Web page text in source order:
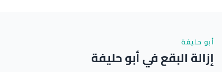
أبو حليفة
إزالة البقع في أبو حليفة